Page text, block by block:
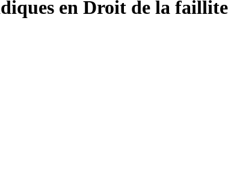
en Droit de la faillite